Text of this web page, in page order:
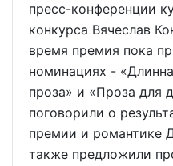
пресс-конференции
конкурса Вячеслав
время премия пока
номинациях -
проза» и «Проза для
поговорили о
премии и романтике
также предложили